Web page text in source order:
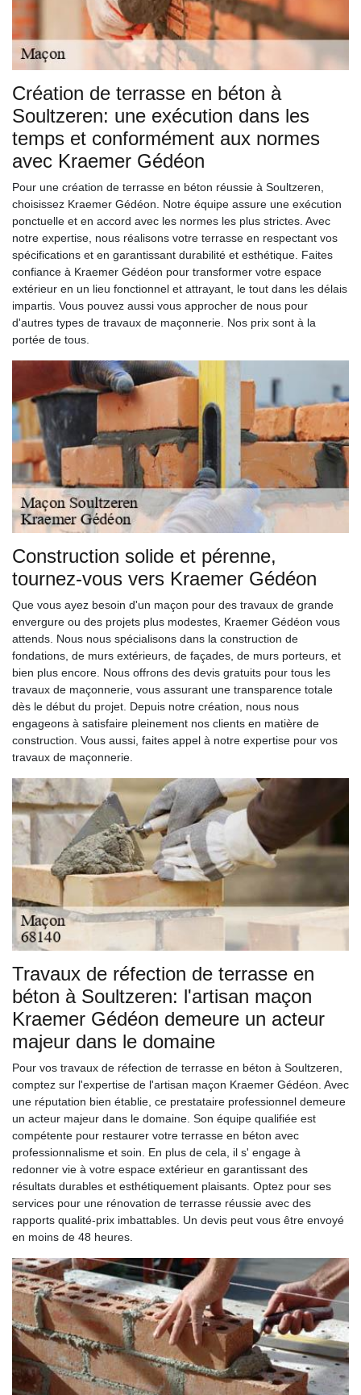
Création de terrasse en béton à
Soultzeren: une exécution dans les
temps et conformément aux normes
avec Kraemer Gédéon
Pour une création de terrasse en béton réussie à Soultzeren,
choisissez Kraemer Gédéon. Notre équipe assure une exécution
ponctuelle et en accord avec les normes les plus strictes. Avec
notre expertise, nous réalisons votre terrasse en respectant vos
spécifications et en garantissant durabilité et esthétique. Faites
confiance à Kraemer Gédéon pour transformer votre espace
extérieur en un lieu fonctionnel et attrayant, le tout dans les délais
impartis. Vous pouvez aussi vous approcher de nous pour
d'autres types de travaux de maçonnerie. Nos prix sont à la
portée de tous.
Construction solide et pérenne,
tournez-vous vers Kraemer Gédéon
Que vous ayez besoin d'un maçon pour des travaux de grande
envergure ou des projets plus modestes, Kraemer Gédéon vous
attends. Nous nous spécialisons dans la construction de
fondations, de murs extérieurs, de façades, de murs porteurs, et
bien plus encore. Nous offrons des devis gratuits pour tous les
travaux de maçonnerie, vous assurant une transparence totale
dès le début du projet. Depuis notre création, nous nous
engageons à satisfaire pleinement nos clients en matière de
construction. Vous aussi, faites appel à notre expertise pour vos
travaux de maçonnerie.
Travaux de réfection de terrasse en
béton à Soultzeren: l'artisan maçon
Kraemer Gédéon demeure un acteur
majeur dans le domaine
Pour vos travaux de réfection de terrasse en béton à Soultzeren,
comptez sur l'expertise de l'artisan maçon Kraemer Gédéon. Avec
une réputation bien établie, ce prestataire professionnel demeure
un acteur majeur dans le domaine. Son équipe qualifiée est
compétente pour restaurer votre terrasse en béton avec
professionnalisme et soin. En plus de cela, il s' engage à
redonner vie à votre espace extérieur en garantissant des
résultats durables et esthétiquement plaisants. Optez pour ses
services pour une rénovation de terrasse réussie avec des
rapports qualité-prix imbattables. Un devis peut vous être envoyé
en moins de 48 heures.